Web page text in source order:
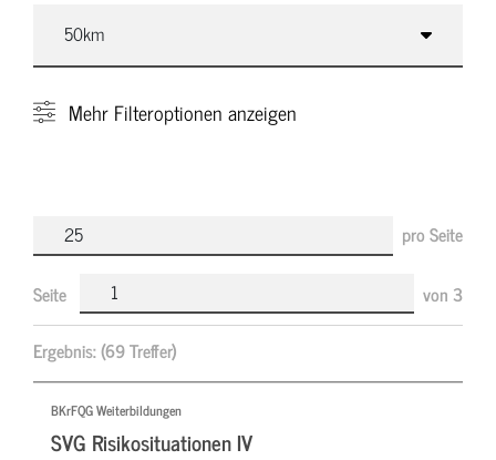
Mehr Filteroptionen anzeigen
pro Seite
Seite von 3
Ergebnis:(69 Treffer)
BKrFQG Weiterbildungen
SVG Risikosituationen IV